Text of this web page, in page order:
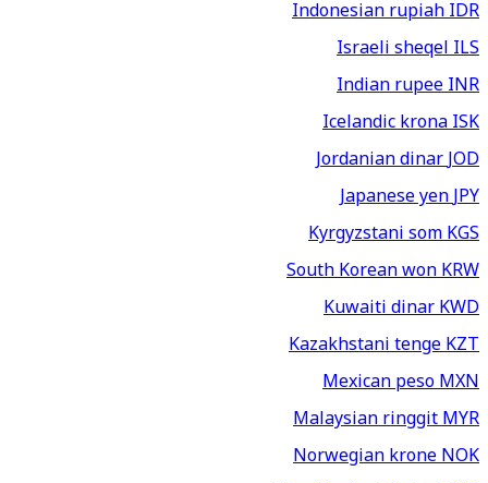
Indonesian rupiahIDR
Israeli sheqelILS
Indian rupeeINR
Icelandic kronaISK
Jordanian dinarJOD
Japanese yenJPY
Kyrgyzstani somKGS
South Korean wonKRW
Kuwaiti dinarKWD
Kazakhstani tengeKZT
Mexican pesoMXN
Malaysian ringgitMYR
Norwegian kroneNOK